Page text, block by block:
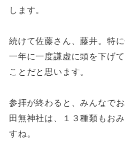
します。
続けて佐藤さん、藤井。特
一年に一度謙虚に頭を下げ
ことだと思います。
参拝が終わると、みんなでお
田無神社は、１３種類もお
すね。